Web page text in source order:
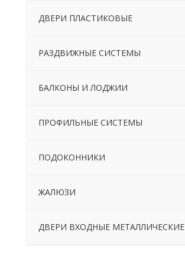
ДВЕРИ ПЛАСТИКОВЫЕ
РАЗДВИЖНЫЕ СИСТЕМЫ
БАЛКОНЫ И ЛОДЖИИ
ПРОФИЛЬНЫЕ СИСТЕМЫ
ПОДОКОННИКИ
ЖАЛЮЗИ
ДВЕРИ ВХОДНЫЕ МЕТАЛЛИЧЕСКИЕ